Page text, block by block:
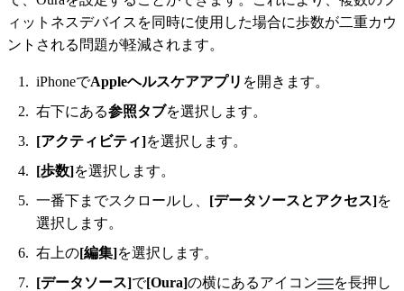
ィットネスデバイスを同時に使用した場合に歩数が二重カウ
ントされる問題が軽減されます。
iPhoneでAppleヘルスケアアプリ を開きます。
右下にある参照タブを選択します。
[アクティビティ]を選択します。
[歩数]を選択します。
一番下までスクロールし、 [データソースとアクセス]を
選択します。
右上の[編集]を選択します。
[データソース]で[Oura]の横にあるアイコン
を長押し